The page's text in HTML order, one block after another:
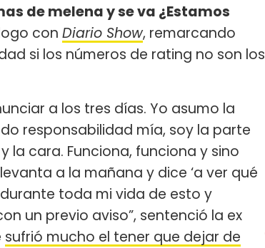
de melena y se va ¿Estamos
con Diario Show, remarcando
si los números de rating no son los
a los tres días. Yo asumo la
responsabilidad mía, soy la parte
la cara. Funciona, funciona y sino
a la mañana y dice ‘a ver qué
toda mi vida de esto y
un previo aviso”, sentenció la ex
sufrió mucho el tener que dejar de